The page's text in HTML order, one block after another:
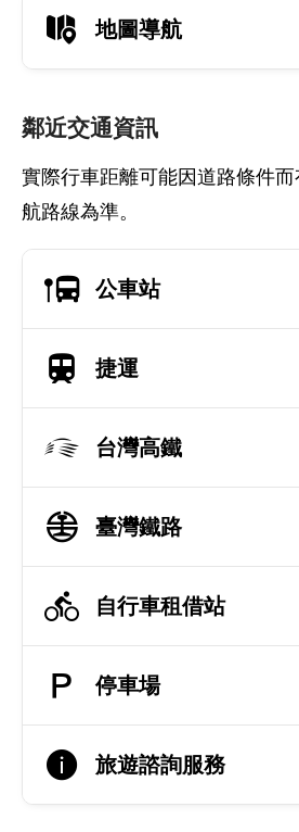
地圖導航
鄰近交通資訊
實際行車距離可能因道路條件
航路線為準。
公車站
捷運
台灣高鐵
臺灣鐵路
自行車租借站
停車場
旅遊諮詢服務